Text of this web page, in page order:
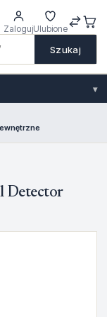
Szukaj
ZalogujUlubione
▾
Detector